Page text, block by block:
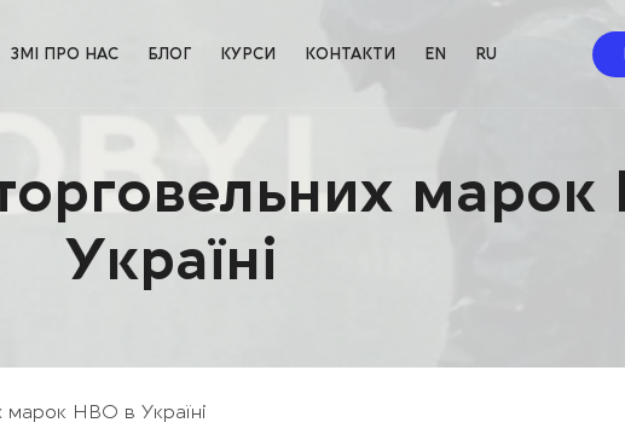
ЗМІ ПРО НАС БЛОГ КУРСИ КОНТАКТИ EN RU
марок
Україні
марок HBO в Україні